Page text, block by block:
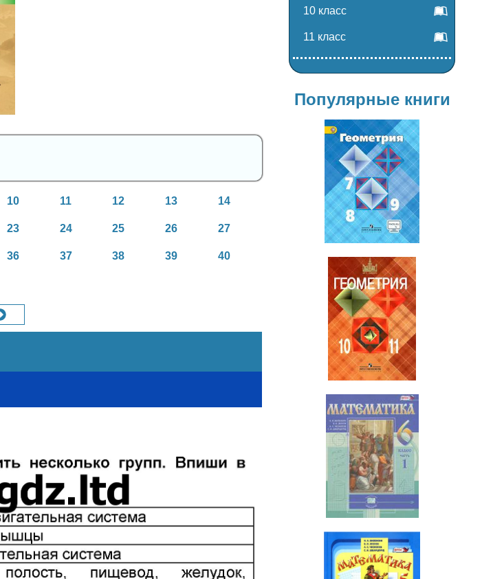
10 11 12 13 14
23 24 25 26 27
36 37 38 39 40
10 класс
11 класс
Популярные книги
Геометрия
7-9 класс
Геометрия
10-11 класс
Математика
6 класс